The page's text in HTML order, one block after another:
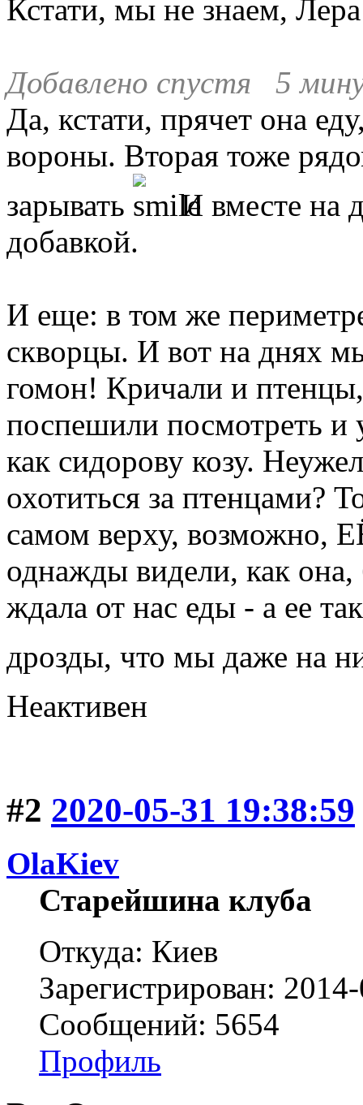
Кстати, мы не знаем,
Добавлено спустя 5
Да, кстати, прячет она
вороны. Вторая тоже
зарывать
И вместе на
добавкой.
И еще: в том же
скворцы. И вот на днях
гомон! Кричали и
поспешили посмотреть и
как сидорову козу.
охотиться за птенцами?
самом верху, возможно,
однажды видели, как она,
ждала от нас еды - а ее
дрозды, что мы даже на
Неактивен
#2 2020-05-31 19:38:59
OlaKiev
Старейшина клуба
Откуда: Киев
Зарегистрирован:
Сообщений: 5654
Профиль